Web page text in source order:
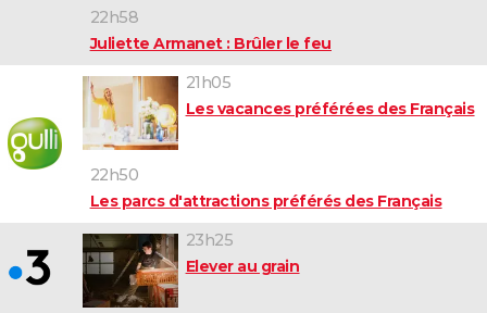
22h58
Juliette Armanet : Brûler le feu
21h05
Les vacances préférées des Français
22h50
Les parcs d'attractions préférés des Français
23h25
Elever au grain